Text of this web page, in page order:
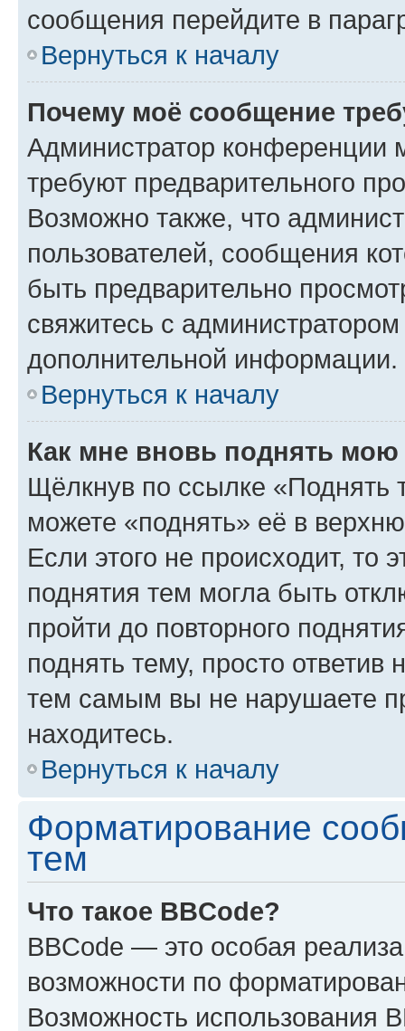
сообщения перейдите в
Вернуться к началу
Почему моё сообщение
Администратор конференции
требуют предварительного
Возможно также, что
пользователей, сообщения
быть предварительно
свяжитесь с
дополнительной информации.
Вернуться к началу
Как мне вновь поднять мою
Щёлкнув по ссылке «Поднять
можете «поднять» её в
Если этого не происходит, то
поднятия тем могла быть
пройти до повторного
поднять тему, просто ответив
тем самым вы не нарушаете
находитесь.
Вернуться к началу
Форматирование
тем
Что такое BBCode?
BBCode — это особая
возможности по
Возможность использования